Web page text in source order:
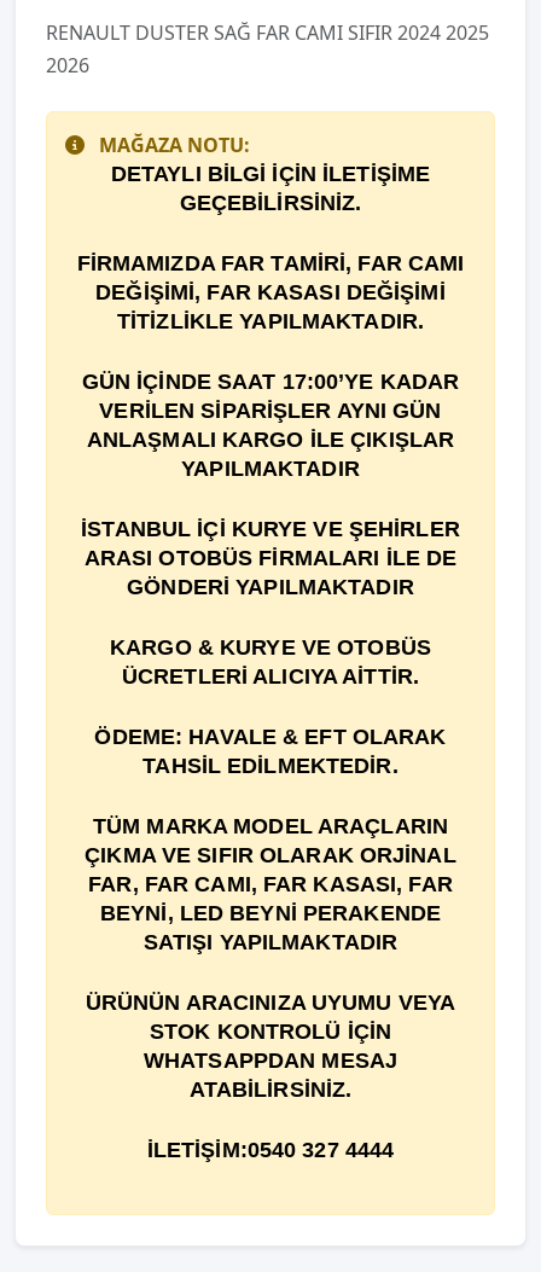
RENAULT DUSTER SAĞ FAR CAMI SIFIR 2024 2025
2026
MAĞAZA NOTU:
DETAYLI BİLGİ İÇİN İLETİŞİME
GEÇEBİLİRSİNİZ.
FİRMAMIZDA FAR TAMİRİ, FAR CAMI
DEĞİŞİMİ, FAR KASASI DEĞİŞİMİ
TİTİZLİKLE YAPILMAKTADIR.
GÜN İÇİNDE SAAT 17:00’YE KADAR
VERİLEN SİPARİŞLER AYNI GÜN
ANLAŞMALI KARGO İLE ÇIKIŞLAR
YAPILMAKTADIR
İSTANBUL İÇİ KURYE VE ŞEHİRLER
ARASI OTOBÜS FİRMALARI İLE DE
GÖNDERİ YAPILMAKTADIR
KARGO & KURYE VE OTOBÜS
ÜCRETLERİ ALICIYA AİTTİR.
ÖDEME: HAVALE & EFT OLARAK
TAHSİL EDİLMEKTEDİR.
TÜM MARKA MODEL ARAÇLARIN
ÇIKMA VE SIFIR OLARAK ORJİNAL
FAR, FAR CAMI, FAR KASASI, FAR
BEYNİ, LED BEYNİ PERAKENDE
SATIŞI YAPILMAKTADIR
ÜRÜNÜN ARACINIZA UYUMU VEYA
STOK KONTROLÜ İÇİN
WHATSAPPDAN MESAJ
ATABİLİRSİNİZ.
İLETİŞİM:0540 327 4444